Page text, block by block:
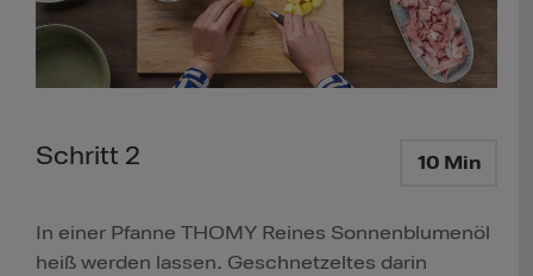
Schritt 2 10 Min
In einer Pfanne THOMY Reines Sonnenblumenöl
heiß werden lassen. Geschnetzeltes darin